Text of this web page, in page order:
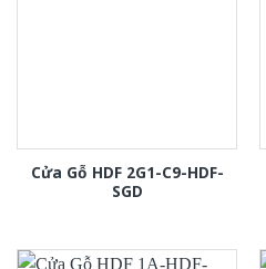
Cửa Gỗ HDF 2G1-C9-HDF-
SGD